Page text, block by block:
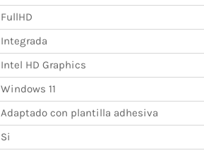
FullHD
Integrada
Intel HD Graphics
Windows 11
Adaptado con plantilla adhesiva
Si